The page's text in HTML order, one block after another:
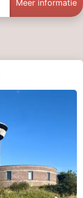
Meer informatie